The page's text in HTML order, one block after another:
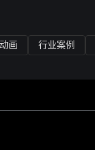
画 行业案例